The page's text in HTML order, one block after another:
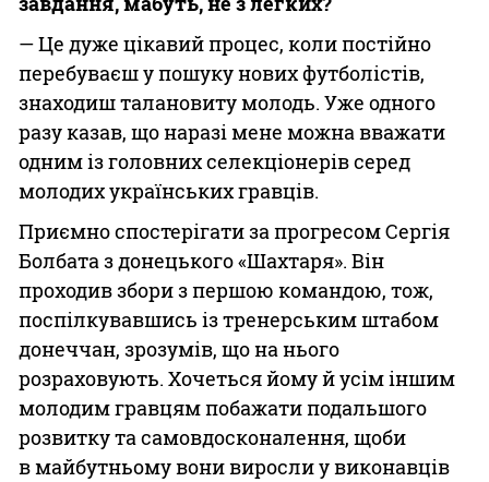
— Це дуже цікавий процес, коли постійно
перебуваєш у пошуку нових футболістів,
знаходиш талановиту молодь. Уже одного
разу казав, що наразі мене можна вважати
одним із головних селекціонерів серед
молодих українських гравців.
Приємно спостерігати за прогресом Сергія
Болбата з донець­кого «Шахтаря». Він
проходив збори з першою командою, тож,
поспілкувавшись із тренерським штабом
донеччан, зрозумів, що на нього
розраховують. Хочеться йому й усім іншим
молодим гравцям побажати подальшого
розвитку та самовдосконалення, щоби
в майбутньому вони виросли у виконавців